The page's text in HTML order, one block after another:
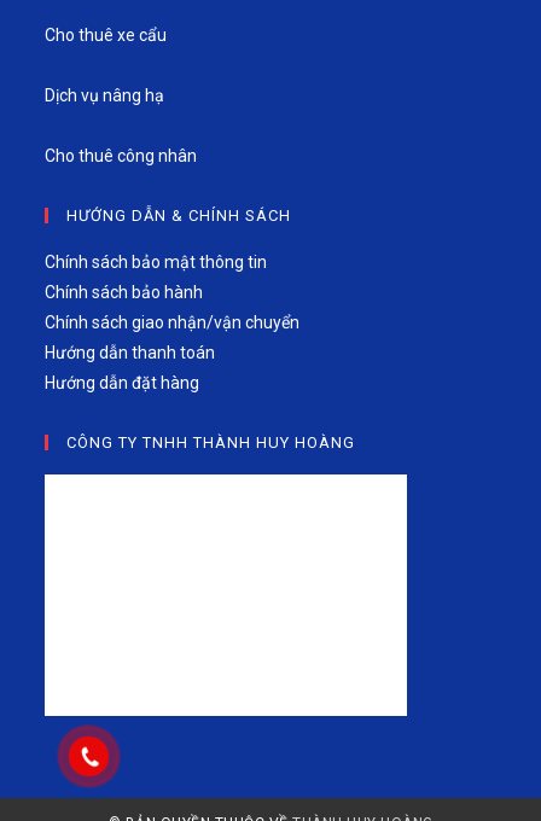
Cho thuê xe cẩu
Dịch vụ nâng hạ
Cho thuê công nhân
HƯỚNG DẪN & CHÍNH SÁCH
Chính sách bảo mật thông tin
Chính sách bảo hành
Chính sách giao nhận/vận chuyển
Hướng dẫn thanh toán
Hướng dẫn đặt hàng
CÔNG TY TNHH THÀNH HUY HOÀNG